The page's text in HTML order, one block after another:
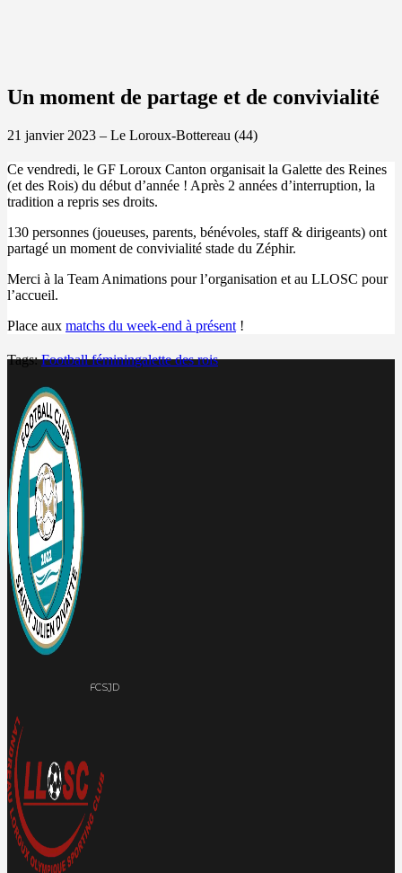
Un moment de partage et de convivialité
21 janvier 2023 – Le Loroux-Bottereau (44)
Ce vendredi, le GF Loroux Canton organisait la Galette des Reines
(et des Rois) du début d’année ! Après 2 années d’interruption, la
tradition a repris ses droits.
130 personnes (joueuses, parents, bénévoles, staff & dirigeants) ont
partagé un moment de convivialité stade du Zéphir.
Merci à la Team Animations pour l’organisation et au LLOSC pour
l’accueil.
Place aux matchs du week-end à présent !
Tags: Football féminingalette des rois
FCSJD